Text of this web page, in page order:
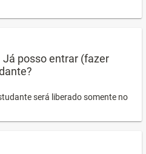
posso entrar (fazer
será liberado somente no